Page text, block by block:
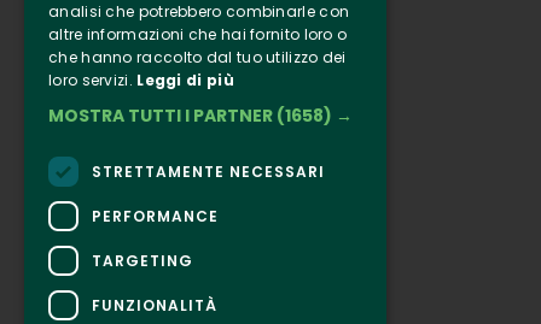
Clappit
Information
Follow Us
Facebook
Connect
analisi che potrebbero combinarle con
altre informazioni che hai fornito loro o
che hanno raccolto dal tuo utilizzo dei
loro servizi. Leggi di più
MOSTRA TUTTI I PARTNER (1658) →
STRETTAMENTE NECESSARI
PERFORMANCE
TARGETING
FUNZIONALITÀ